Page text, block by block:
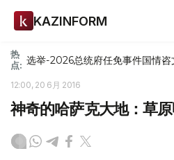
KAZINFORM
热
点: 选举-2026总统府任免事件国情咨
12:00, 20 6月 2016
神奇的哈萨克大地：草